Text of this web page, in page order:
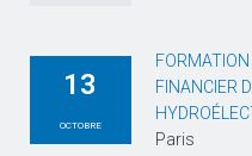
13
OCTOBRE
FINANCIER
Paris